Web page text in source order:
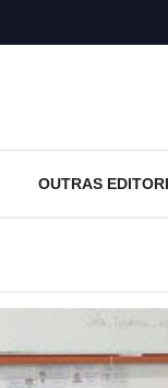
OUTRAS